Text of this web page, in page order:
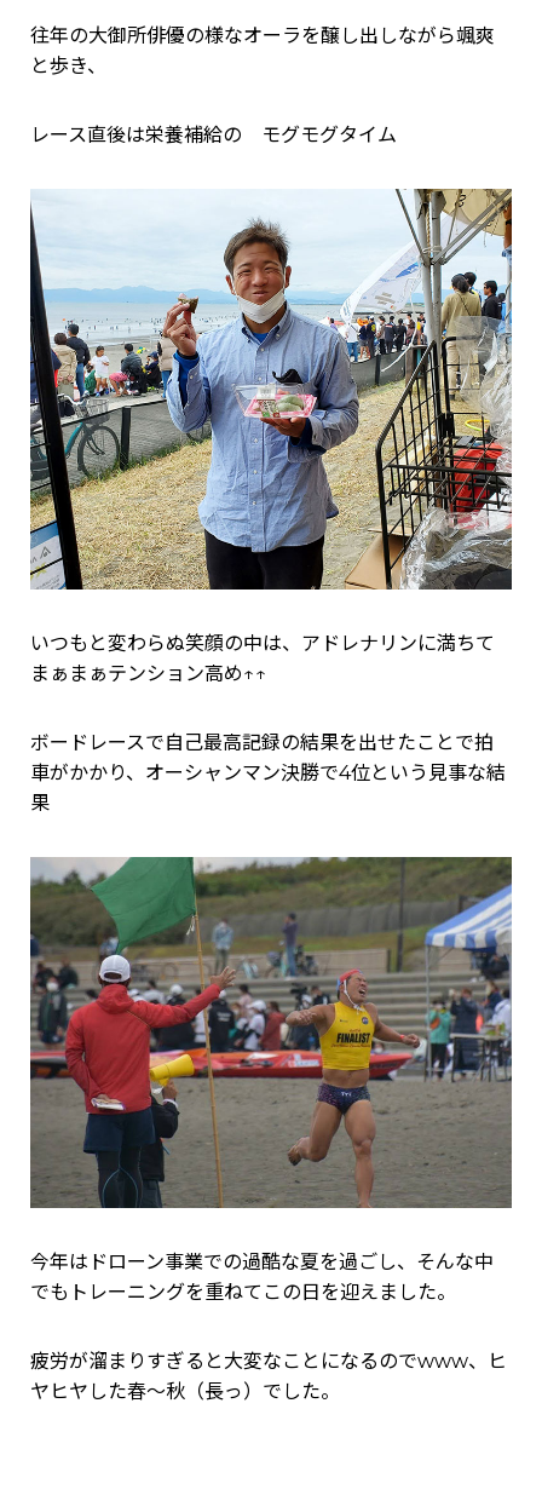
往年の大御所俳優の様なオーラを醸し出しながら颯爽
と歩き、
レース直後は栄養補給の モグモグタイム
いつもと変わらぬ笑顔の中は、アドレナリンに満ちて
まぁまぁテンション高め↑↑
ボードレースで自己最高記録の結果を出せたことで拍
車がかかり、オーシャンマン決勝で4位という見事な結
果
今年はドローン事業での過酷な夏を過ごし、そんな中
でもトレーニングを重ねてこの日を迎えました。
疲労が溜まりすぎると大変なことになるのでwww、ヒ
ヤヒヤした春～秋（長っ）でした。